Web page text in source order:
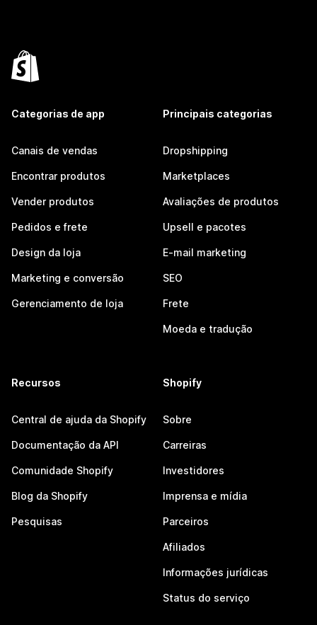
Categorias de app
Canais de vendas
Encontrar produtos
Vender produtos
Pedidos e frete
Design da loja
Marketing e conversão
Gerenciamento de loja
Principais categorias
Dropshipping
Marketplaces
Avaliações de produtos
Upsell e pacotes
E-mail marketing
SEO
Frete
Moeda e tradução
Recursos
Central de ajuda da Shopify
Documentação da API
Comunidade Shopify
Blog da Shopify
Pesquisas
Shopify
Sobre
Carreiras
Investidores
Imprensa e mídia
Parceiros
Afiliados
Informações jurídicas
Status do serviço